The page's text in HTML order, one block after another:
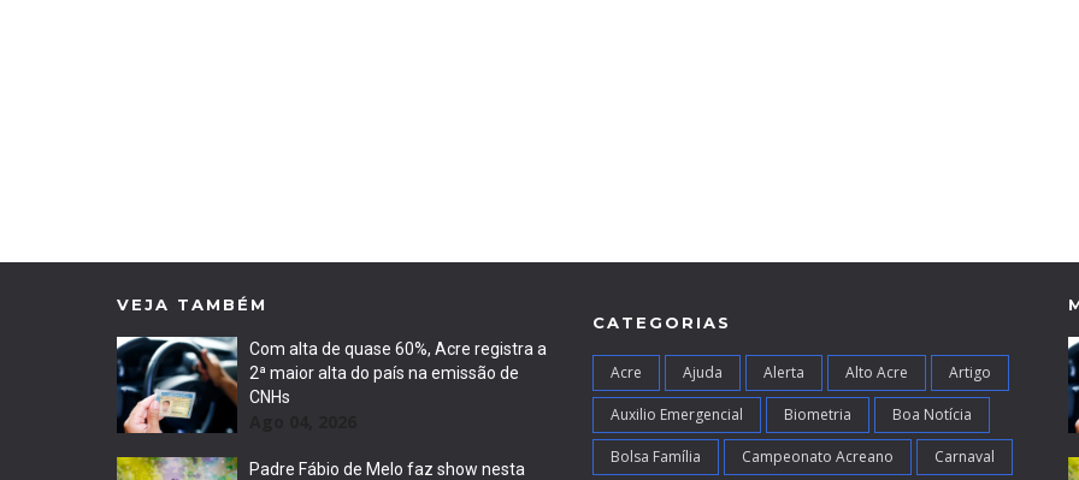
VEJA TAMBÉM
Com alta de quase 60%, Acre registra a
2ª maior alta do país na emissão de
CNHs
Padre Fábio de Melo faz show nesta
CATEGORIAS
Acre Ajuda Alerta Alto Acre Artigo
Auxilio Emergencial Biometria Boa Notícia
Bolsa Família Campeonato Acreano Carnaval